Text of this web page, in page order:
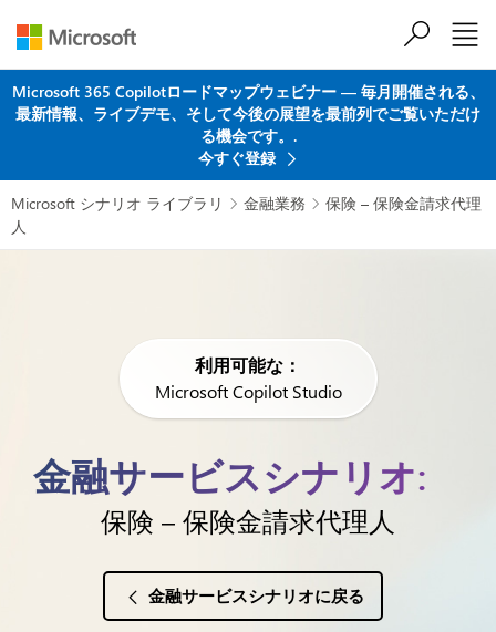
Microsoft 365 Copilotロードマップウェビナー ― 毎月開催される、
最新情報、ライブデモ、そして今後の展望を最前列でご覧いただけ
る機会です。.
今すぐ登録
Microsoft シナリオ ライブラリ  金融業務  保険 – 保険金請求代理
人
利用可能な：
Microsoft Copilot Studio
金融サービスシナリオ:
保険 – 保険金請求代理人
金融サービスシナリオに戻る